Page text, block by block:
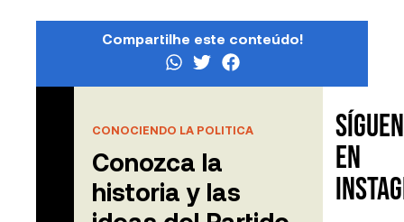
Compartilhe este conteúdo!
Contenido
relacionado
CONOCIENDO LA POLITICA
Conozca la
historia y las
en